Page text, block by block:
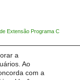
a
Ao
com a
Extensão Programa C